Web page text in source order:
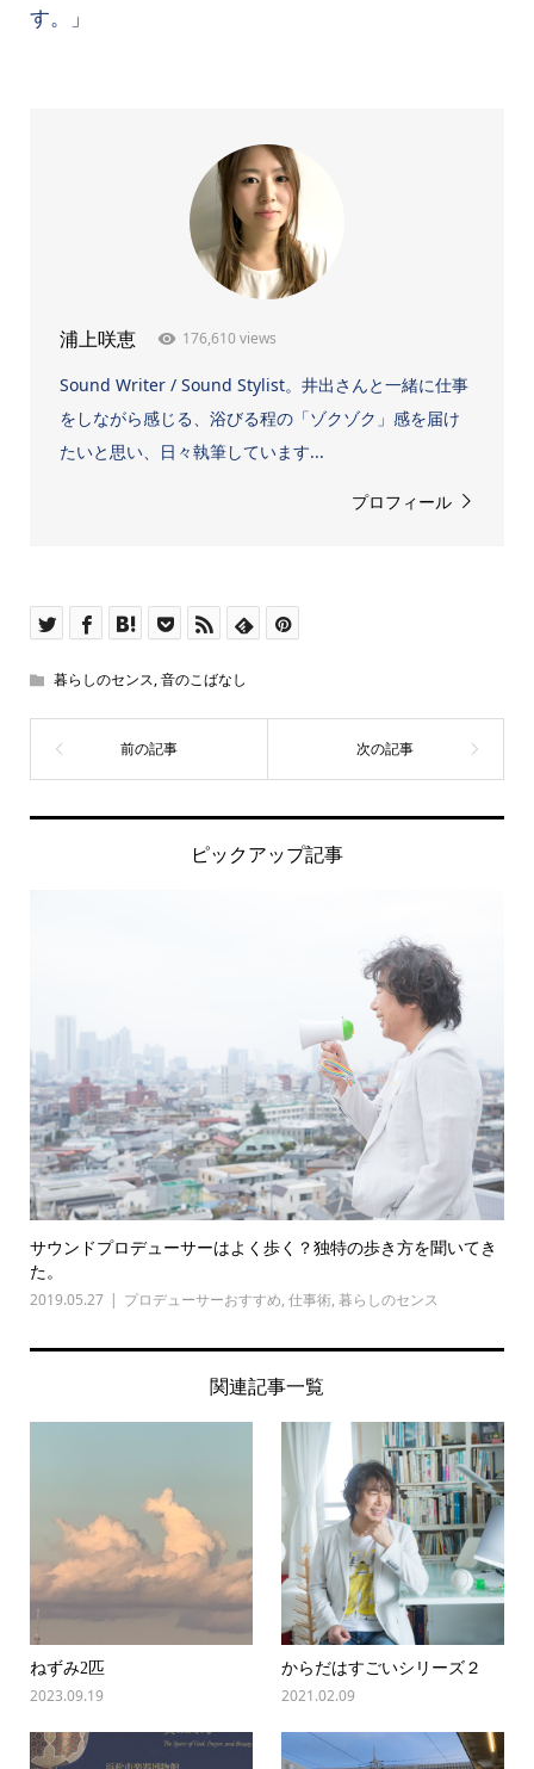
す。」
浦上咲恵 176,610 views
Sound Writer / Sound Stylist。井出さんと一緒に仕事
をしながら感じる、浴びる程の「ゾクゾク」感を届け
たいと思い、日々執筆しています...
プロフィール
暮らしのセンス,音のこばなし
ピックアップ記事
サウンドプロデューサーはよく歩く？独特の歩き方を聞いてき
た。
2019.05.27 プロデューサーおすすめ, 仕事術, 暮らしのセンス
関連記事一覧
ねずみ2匹
2023.09.19
からだはすごいシリーズ２
2021.02.09